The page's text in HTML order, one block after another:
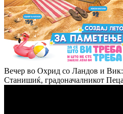
Вечер во Охрид со Ландов и
Станишиќ, градоначалникот